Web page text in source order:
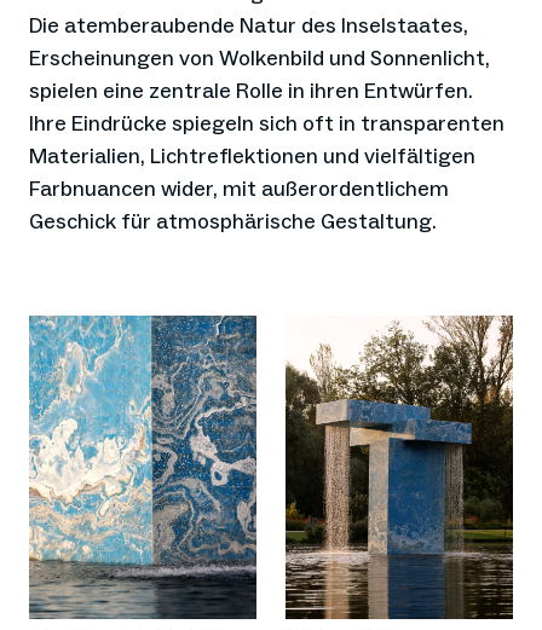
Die atemberaubende Natur des Inselstaates,
Erscheinungen von Wolkenbild und Sonnenlicht,
spielen eine zentrale Rolle in ihren Entwürfen.
Ihre Eindrücke spiegeln sich oft in transparenten
Materialien, Lichtreflektionen und vielfältigen
Farbnuancen wider, mit außerordentlichem
Geschick für atmosphärische Gestaltung.